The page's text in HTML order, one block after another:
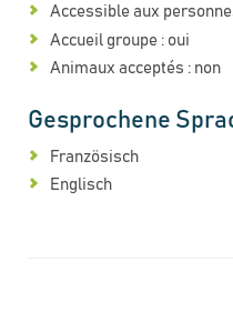
Accessible aux
Accueil groupe : oui
Animaux acceptés : non
Gesprochene
Französisch
Englisch